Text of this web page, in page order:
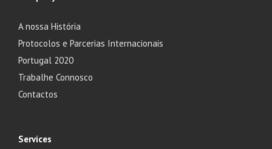
A nossa História
Protocolos e Parcerias Internacionais
Portugal 2020
Trabalhe Connosco
Contactos
Services